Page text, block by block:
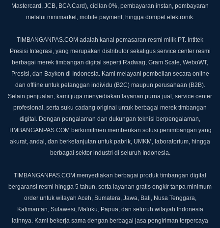
Mastercard, JCB, BCA Card), cicilan 0%, pembayaran instan, pembayaran
melalui minimarket, mobile payment, hingga dompet elektronik.
TIMBANGANPAS.COM adalah kanal pemasaran resmi milik PT. Intitek
Presisi Integrasi, yang merupakan distributor sekaligus service center resmi
berbagai merek timbangan digital seperti Radwag, Gram Scale, WeboWT,
Presisi, dan Baykon di Indonesia. Kami melayani pembelian secara online
dan offline untuk pelanggan individu (B2C) maupun perusahaan (B2B).
Selain penjualan, kami juga menyediakan layanan purna jual, service center
profesional, serta suku cadang original untuk berbagai merek timbangan
digital. Dengan pengalaman dan dukungan teknisi berpengalaman,
TIMBANGANPAS.COM berkomitmen memberikan solusi penimbangan yang
akurat, andal, dan berkelanjutan untuk pabrik, UMKM, laboratorium, hingga
berbagai sektor industri di seluruh Indonesia.
TIMBANGANPAS.COM menyediakan berbagai produk timbangan digital
bergaransi resmi hingga 5 tahun, serta layanan gratis ongkir tanpa minimum
order untuk wilayah Aceh, Sumatera, Jawa, Bali, Nusa Tenggara,
Kalimantan, Sulawesi, Maluku, Papua, dan seluruh wilayah Indonesia
lainnya. Kami bekerja sama dengan berbagai jasa pengiriman terpercaya